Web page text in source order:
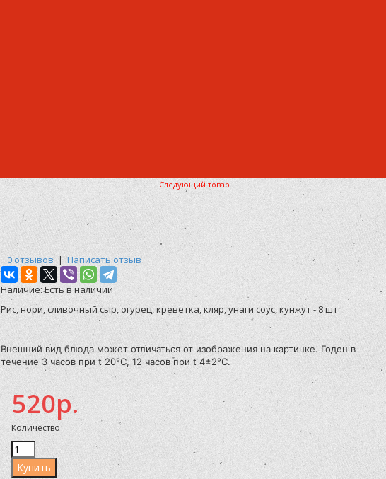
Следующий товар
0 отзывов | Написать отзыв
Наличие:Есть в наличии
Рис, нори, сливочный сыр, огурец, креветка, кляр, унаги соус, кунжут - 8 шт
Внешний вид блюда может отличаться от изображения на картинке. Годен в
течение 3 часов при t 20°C, 12 часов при t 4±2°C.
520р.
Количество